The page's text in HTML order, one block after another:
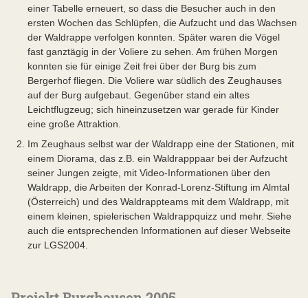
einer Tabelle erneuert, so dass die Besucher auch in den
ersten Wochen das Schlüpfen, die Aufzucht und das Wachsen
der Waldrappe verfolgen konnten. Später waren die Vögel
fast ganztägig in der Voliere zu sehen. Am frühen Morgen
konnten sie für einige Zeit frei über der Burg bis zum
Bergerhof fliegen. Die Voliere war südlich des Zeughauses
auf der Burg aufgebaut. Gegenüber stand ein altes
Leichtflugzeug; sich hineinzusetzen war gerade für Kinder
eine große Attraktion.
Im Zeughaus selbst war der Waldrapp eine der Stationen, mit
einem Diorama, das z.B. ein Waldrapppaar bei der Aufzucht
seiner Jungen zeigte, mit Video-Informationen über den
Waldrapp, die Arbeiten der Konrad-Lorenz-Stiftung im Almtal
(Österreich) und des Waldrappteams mit dem Waldrapp, mit
einem kleinen, spielerischen Waldrappquizz und mehr. Siehe
auch die entsprechenden Informationen auf dieser Webseite
zur LGS2004.